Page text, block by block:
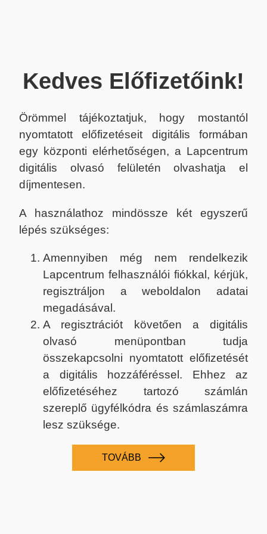
Kedves Előfizetőink!
Örömmel tájékoztatjuk, hogy mostantól
nyomtatott előfizetéseit digitális formában
egy központi elérhetőségen, a Lapcentrum
digitális olvasó felületén olvashatja el
díjmentesen.
A használathoz mindössze két egyszerű
lépés szükséges:
Amennyiben még nem rendelkezik
Lapcentrum felhasználói fiókkal, kérjük,
regisztráljon a weboldalon adatai
megadásával.
A regisztrációt követően a digitális
olvasó menüpontban tudja
összekapcsolni nyomtatott előfizetését
a digitális hozzáféréssel. Ehhez az
előfizetéséhez tartozó számlán
szereplő ügyfélkódra és számlaszámra
lesz szüksége.
TOVÁBB